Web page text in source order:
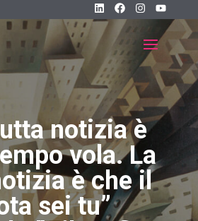
notizia è
vola. La
è che il
sei tu”